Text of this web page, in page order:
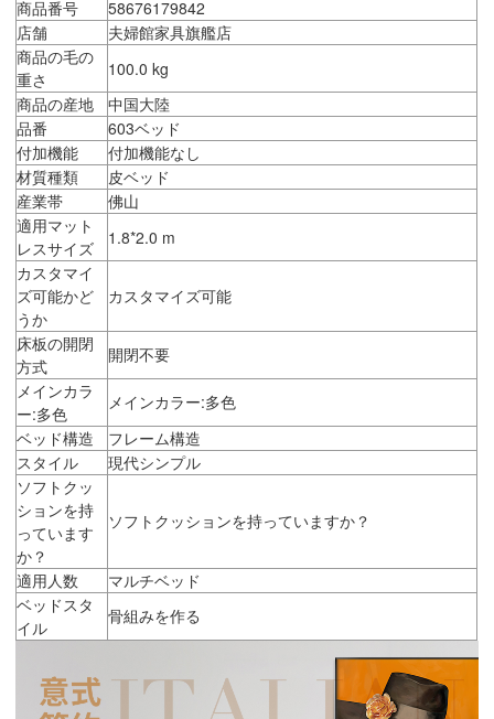
商品番号
58676179842
店舗
夫婦館家具旗艦店
商品の毛の
重さ
100.0 kg
商品の産地
中国大陸
品番
603ベッド
付加機能
付加機能なし
材質種類
皮ベッド
産業帯
佛山
適用マット
レスサイズ
1.8*2.0 m
カスタマイ
ズ可能かど
うか
カスタマイズ可能
床板の開閉
方式
開閉不要
メインカラ
ー:多色
メインカラー:多色
ベッド構造
フレーム構造
スタイル
現代シンプル
ソフトクッ
ションを持
っています
か？
ソフトクッションを持っていますか？
適用人数
マルチベッド
ベッドスタ
イル
骨組みを作る